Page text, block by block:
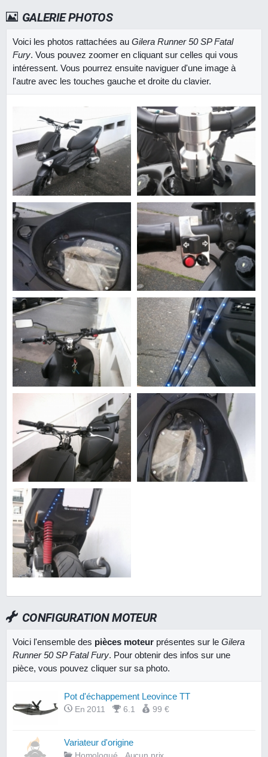
GALERIE PHOTOS
Voici les photos rattachées au Gilera Runner 50 SP Fatal
Fury. Vous pouvez zoomer en cliquant sur celles qui vous
intéressent. Vous pourrez ensuite naviguer d'une image à
l'autre avec les touches gauche et droite du clavier.
CONFIGURATION MOTEUR
Voici l'ensemble des pièces moteur présentes sur le Gilera
Runner 50 SP Fatal Fury. Pour obtenir des infos sur une
pièce, vous pouvez cliquer sur sa photo.
Pot d'échappement Leovince TT
En 2011 6.1 99 €
Variateur d'origine